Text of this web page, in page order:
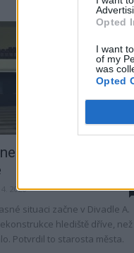
Opted
I want
of my
was
Opted
rekonstrukce
4. 2020
situaci začne v Divadle A.
hlediště dříve, než
Potvrdil to starosta města.